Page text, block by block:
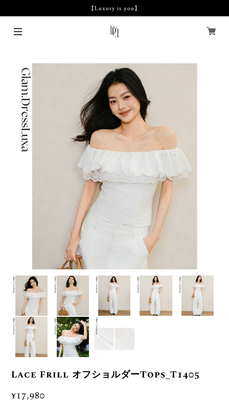
【Luxury is you】
Lace Frill オフショルダーTops_T1405
¥17,980